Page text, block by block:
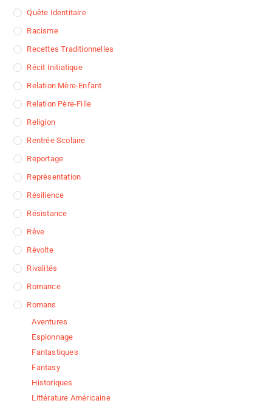
Quête Identitaire
Racisme
Recettes Traditionnelles
Récit Initiatique
Relation Mère-Enfant
Relation Père-Fille
Religion
Rentrée Scolaire
Reportage
Représentation
Résilience
Résistance
Rêve
Révolte
Rivalités
Romance
Romans
Aventures
Espionnage
Fantastiques
Fantasy
Historiques
Littérature Américaine